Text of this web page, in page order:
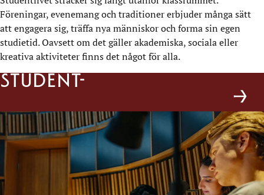
Föreningar, evenemang och traditioner erbjuder många sätt
att engagera sig, träffa nya människor och forma sin egen
studietid. Oavsett om det gäller akademiska, sociala eller
kreativa aktiviteter finns det något för alla.
Student-